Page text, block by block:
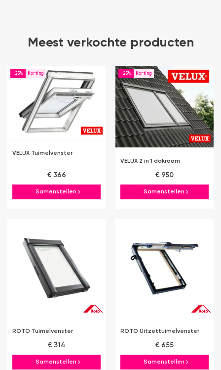
Meest verkochte producten
-25%
VELUX Tuimelvenster
€ 366
Samenstellen
-25%
VELUX 2 in 1 dakraam
€ 950
Samenstellen
ROTO Tuimelvenster
€ 314
Samenstellen
ROTO Uitzettuimelvenster
€ 655
Samenstellen